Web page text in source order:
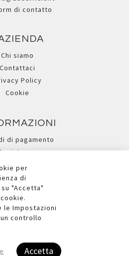
di contatto
Chi siamo
Contattaci
Policy
Cookie
di pagamento
avanzata
SOCIAL
per
di
"Accetta"
le Impostazioni
controllo
Accetta
S.r.l. - P.iva e C.F. Reg.Imp. BL n°